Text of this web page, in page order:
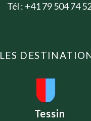
Tél : +41 79 504 74
LES
Tessin